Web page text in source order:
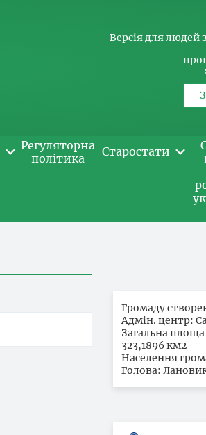
Версія для людей
Регуляторна
політика
Старостати
Громаду
Адмін. центр:
Загальна
323,1896 км2
Населення
Голова: